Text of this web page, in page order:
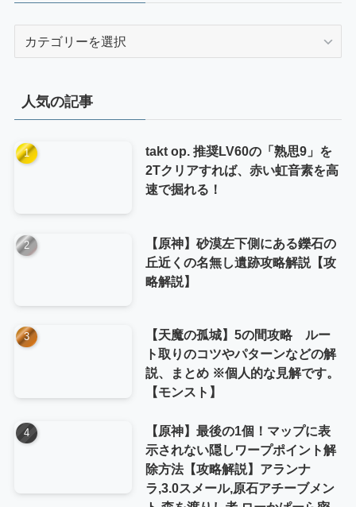
ー
人気の記事
takt op. 推奨LV60の「熟思9」を
2Tクリアすれば、赤い虹音素を高
速で掘れる！
【原神】砂漠左下側にある鑠石の
丘近くの名無し遺跡攻略解説【攻
略解説】
【天魔の孤城】5の間攻略 ルー
ト取りのコツやパターンなどの解
説、まとめ ※個人的な見解です。
【モンスト】
【原神】最後の1個！マップに表
示されない隠しワープポイント解
除方法【攻略解説】アランナ
ラ,3.0スメール,原石アチーブメン